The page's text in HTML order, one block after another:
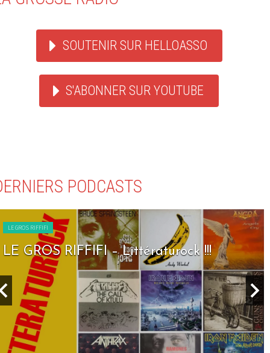
SOUTENIR SUR HELLOASSO
S'ABONNER SUR YOUTUBE
PODCASTS
!!!
LE GROS RIFFIFI
LE GROS RIFFIFI – Seven